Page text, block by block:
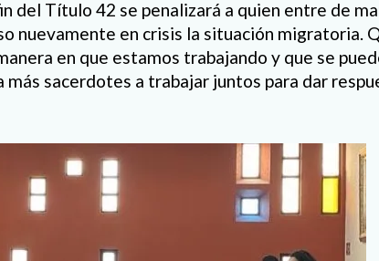
del Título 42 se penalizará a quien entre de
nuevamente en crisis la situación migratoria.
en que estamos trabajando y que se
más sacerdotes a trabajar juntos para dar